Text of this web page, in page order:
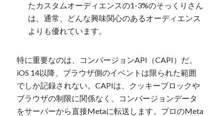
たカスタムオーディエンスの1-3%のそっくりさん
は、通常、どんな興味関心のあるオーディエンス
よりも優れています。
特に重要なのは、コンバージョンAPI（CAPI）だ。
iOS 14以降、ブラウザ側のイベントは限られた範囲
でしか記録されない。CAPIは、クッキーブロックや
ブラウザの制限に関係なく、コンバージョンデータ
をサーバーから直接Metaに転送します。プロのMeta